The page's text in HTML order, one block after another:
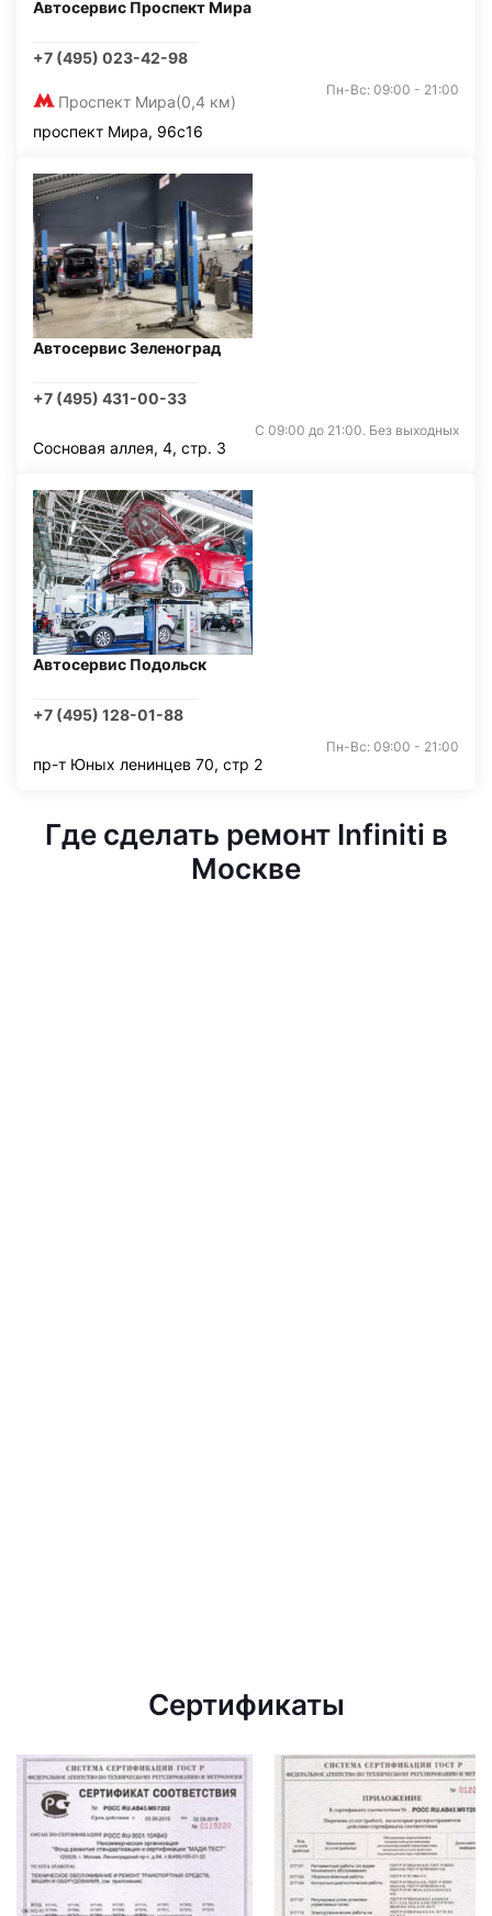
Автосервис Проспект Мира
+7 (495) 023-42-98
Проспект Мира(0,4 км)
Пн-Вс: 09:00 - 21:00
проспект Мира, 96с16
Автосервис Зеленоград
+7 (495) 431-00-33
С 09:00 до 21:00. Без выходных
Сосновая аллея, 4, стр. 3
Автосервис Подольск
+7 (495) 128-01-88
Пн-Вс: 09:00 - 21:00
пр-т Юных ленинцев 70, стр 2
Где сделать ремонт Infiniti в
Москве
Сертификаты